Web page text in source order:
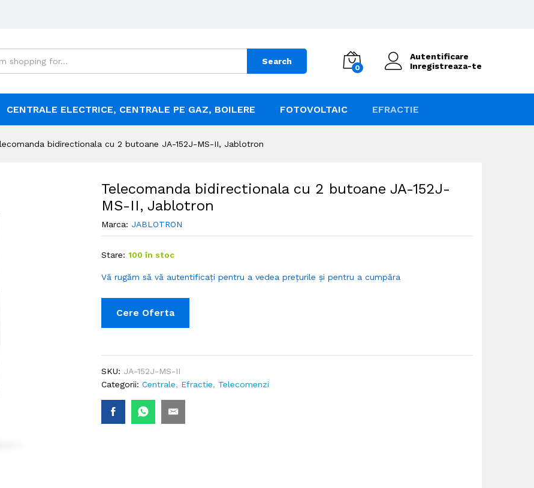
Search
0
Autentificare
Inregistreaza-te
CENTRALE ELECTRICE, CENTRALE PE GAZ, BOILERE FOTOVOLTAIC EFRACTIE
bidirectionala cu 2 butoane JA-152J-MS-II, Jablotron
Telecomanda bidirectionala cu 2 butoane JA-152J-
MS-II, Jablotron
Marca: JABLOTRON
Stare: 100 în stoc
Vă rugăm să vă autentificați pentru a vedea prețurile și pentru a cumpăra
Cere Oferta
SKU: JA-152J-MS-II
Categorii:Centrale, Efractie, Telecomenzi